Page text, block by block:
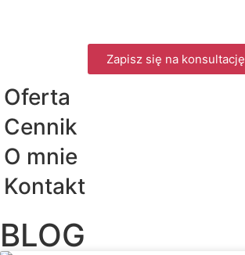
Zapisz się na konsultację
Oferta
Cennik
O mnie
Kontakt
BLOG